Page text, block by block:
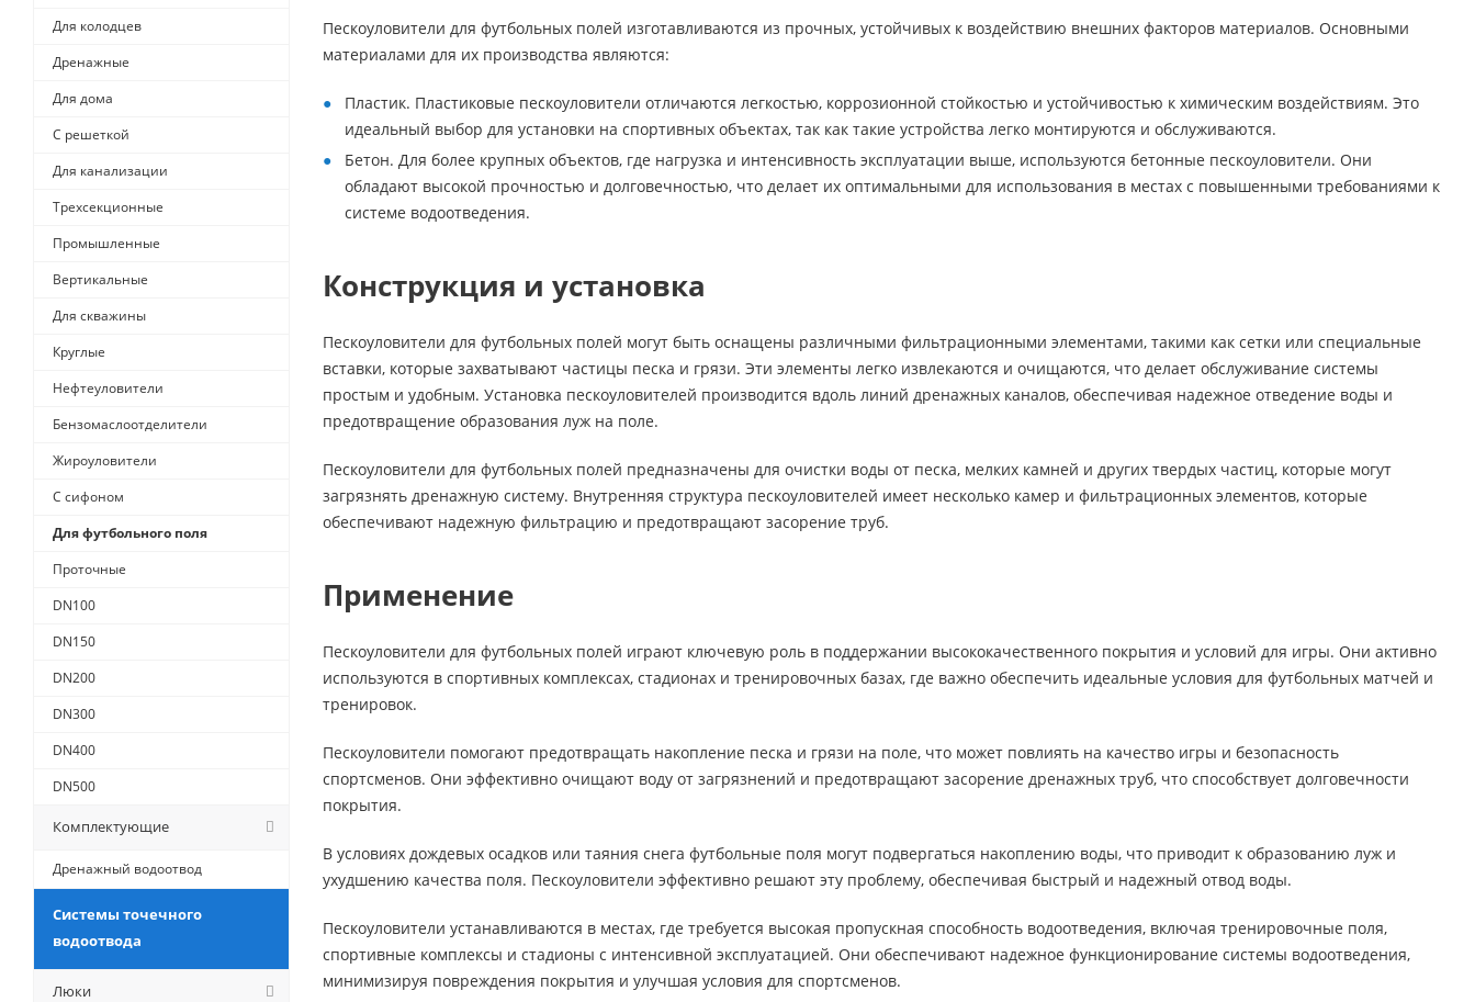
Пескоуловители для футбольных полей изготавливаются из прочных, устойчивых к воздействию внешних факторов материалов. Основными
материалами для их производства являются:
Пластик. Пластиковые пескоуловители отличаются легкостью, коррозионной стойкостью и устойчивостью к химическим воздействиям. Это
идеальный выбор для установки на спортивных объектах, так как такие устройства легко монтируются и обслуживаются.
Бетон. Для более крупных объектов, где нагрузка и интенсивность эксплуатации выше, используются бетонные пескоуловители. Они
обладают высокой прочностью и долговечностью, что делает их оптимальными для использования в местах с повышенными требованиями к
системе водоотведения.
Конструкция и установка
Пескоуловители для футбольных полей могут быть оснащены различными фильтрационными элементами, такими как сетки или специальные
вставки, которые захватывают частицы песка и грязи. Эти элементы легко извлекаются и очищаются, что делает обслуживание системы
простым и удобным. Установка пескоуловителей производится вдоль линий дренажных каналов, обеспечивая надежное отведение воды и
предотвращение образования луж на поле.
Пескоуловители для футбольных полей предназначены для очистки воды от песка, мелких камней и других твердых частиц, которые могут
загрязнять дренажную систему. Внутренняя структура пескоуловителей имеет несколько камер и фильтрационных элементов, которые
обеспечивают надежную фильтрацию и предотвращают засорение труб.
Применение
Пескоуловители для футбольных полей играют ключевую роль в поддержании высококачественного покрытия и условий для игры. Они активно
используются в спортивных комплексах, стадионах и тренировочных базах, где важно обеспечить идеальные условия для футбольных матчей и
тренировок.
Пескоуловители помогают предотвращать накопление песка и грязи на поле, что может повлиять на качество игры и безопасность
спортсменов. Они эффективно очищают воду от загрязнений и предотвращают засорение дренажных труб, что способствует долговечности
покрытия.
В условиях дождевых осадков или таяния снега футбольные поля могут подвергаться накоплению воды, что приводит к образованию луж и
ухудшению качества поля. Пескоуловители эффективно решают эту проблему, обеспечивая быстрый и надежный отвод воды.
Пескоуловители устанавливаются в местах, где требуется высокая пропускная способность водоотведения, включая тренировочные поля,
спортивные комплексы и стадионы с интенсивной эксплуатацией. Они обеспечивают надежное функционирование системы водоотведения,
минимизируя повреждения покрытия и улучшая условия для спортсменов.
Для колодцев
Дренажные
Для дома
С решеткой
Для канализации
Трехсекционные
Промышленные
Вертикальные
Для скважины
Круглые
Нефтеуловители
Бензомаслоотделители
Жироуловители
С сифоном
Для футбольного поля
Проточные
DN100
DN150
DN200
DN300
DN400
DN500
Комплектующие
Дренажный водоотвод
Системы точечного
водоотвода
Люки